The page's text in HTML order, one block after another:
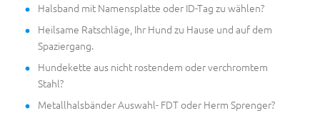
Halsband mit Namensplatte oder ID-Tag zu wählen?
Heilsame Ratschläge, Ihr Hund zu Hause und auf dem
Spaziergang.
Hundekette aus nicht rostendem oder verchromtem
Stahl?
Metallhalsbänder Auswahl- FDT oder Herm Sprenger?